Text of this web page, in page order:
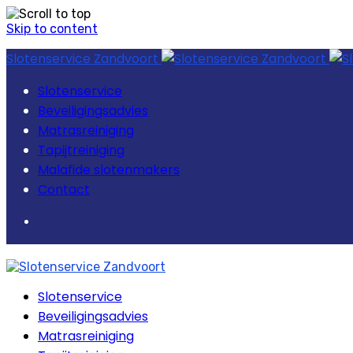
Skip to content
Slotenservice Zandvoort
Slotenservice
Beveiligingsadvies
Matrasreiniging
Tapijtreiniging
Malafide slotenmakers
Contact
Slotenservice
Beveiligingsadvies
Matrasreiniging